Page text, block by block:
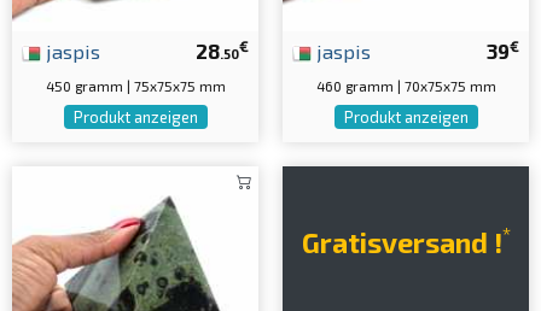
28.50€
jaspis
450 gramm | 75x75x75 mm
Produkt anzeigen
39€
jaspis
460 gramm | 70x75x75 mm
Produkt anzeigen
Gratisversand !*